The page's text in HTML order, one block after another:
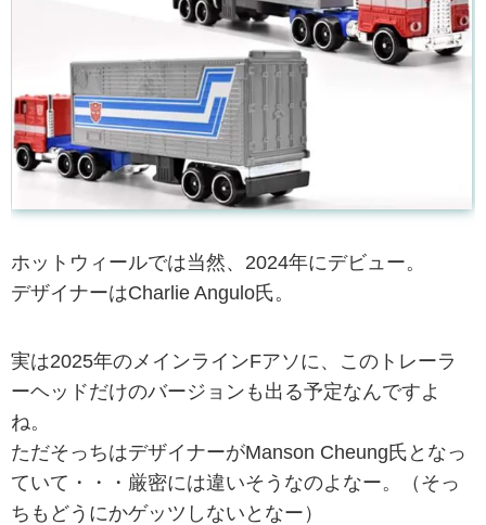
ホットウィールでは当然、2024年にデビュー。
デザイナーはCharlie Angulo氏。
実は2025年のメインラインFアソに、このトレーラ
ーヘッドだけのバージョンも出る予定なんですよ
ね。
ただそっちはデザイナーがManson Cheung氏となっ
ていて・・・厳密には違いそうなのよなー。（そっ
ちもどうにかゲッツしないとなー）